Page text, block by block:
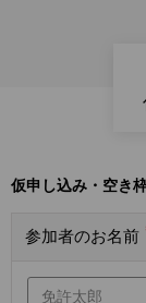
仮申し込み・空き
参加者のお名前